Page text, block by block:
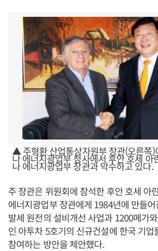
▲ 주형환 산업통상자원부 장관(오른쪽)
나 에너지광업부 청사에서 후안 호세 아
나 에너지광업부 장관과 악수하고 있다.
주 장관은 위원회에 참석한 후안 호세 아
에너지광업부 장관에게 1984년에 만들
발세 원전의 설비개선 사업과 1200메가
인 아투차 5호기의 신규건설에 한국 기업
참여하는 방안을 제안했다.